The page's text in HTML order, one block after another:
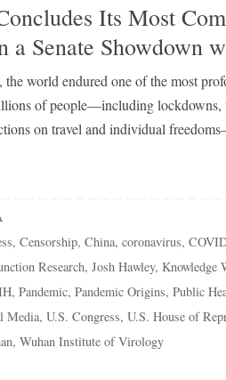
Its Most
Senate Showdown
world endured one of the most
of people—including lockdowns,
on travel and individual
,Censorship,China,coronavirus,
Research, Josh Hawley, Knowledge
, Pandemic, Pandemic Origins, Public
Media, U.S. Congress, U.S. House of
, Wuhan Institute of Virology